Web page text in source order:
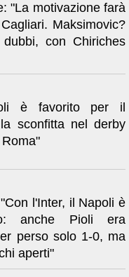
"La motivazione farà
Maksimovic?
con Chiriches
è favorito per il
sconfitta nel derby
l'Inter, il Napoli è
anche Pioli era
perso solo 1-0, ma
aperti"